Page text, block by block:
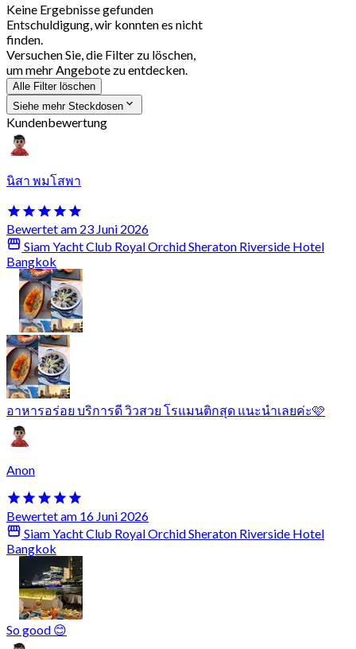
Keine Ergebnisse gefunden
Entschuldigung, wir konnten es nicht
finden.
Versuchen Sie, die Filter zu löschen,
um mehr Angebote zu entdecken.
Alle Filter löschen
Siehe mehr Steckdosen
Kundenbewertung
นิสา พมโสพา
Bewertet am 23 Juni 2026
Siam Yacht Club Royal Orchid Sheraton Riverside Hotel
Bangkok
อาหารอร่อย บริการดี วิวสวย โรแมนติกสุด แนะนำเลยค่ะ🩷
Anon
Bewertet am 16 Juni 2026
Siam Yacht Club Royal Orchid Sheraton Riverside Hotel
Bangkok
So good 😊